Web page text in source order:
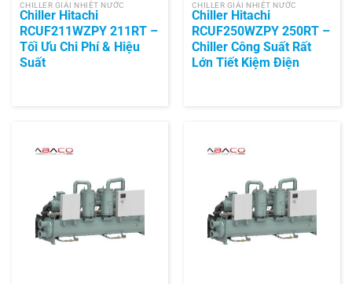
CHILLER GIẢI NHIỆT NƯỚC
Chiller Hitachi
RCUF211WZPY 211RT –
Tối Ưu Chi Phí & Hiệu
Suất
CHILLER GIẢI NHIỆT NƯỚC
Chiller Hitachi
RCUF250WZPY 250RT –
Chiller Công Suất Rất
Lớn Tiết Kiệm Điện